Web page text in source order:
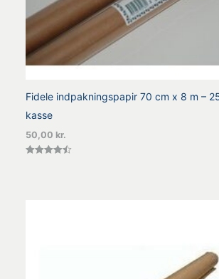
Fidele indpakningspapir 70 cm x 8 m –
kasse
50,00 kr.